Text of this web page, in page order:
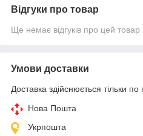
Відгуки про товар
Ще немає відгуків про цей товар
Умови доставки
Доставка здійснюється тільки по
Нова Пошта
Укрпошта